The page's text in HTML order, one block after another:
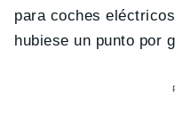
para coches
hubiese un punto por